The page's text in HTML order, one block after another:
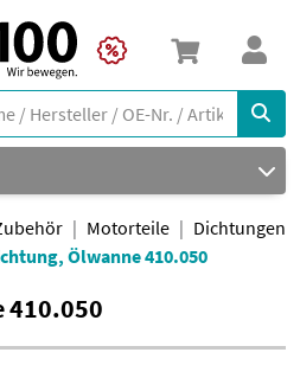
Motorteile
Dichtungen
Ölwanne 410.050
410.050